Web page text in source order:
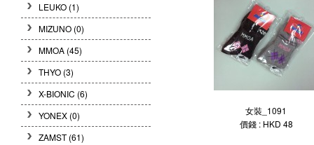
LEUKO (1)
MIZUNO (0)
MMOA (45)
THYO (3)
X-BIONIC (6)
YONEX (0)
ZAMST(61)
女裝_1091
價錢 : HKD 48